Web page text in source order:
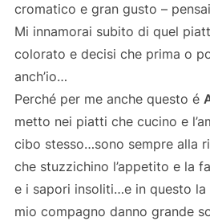
cromatico e gran gusto –
Mi innamorai subito di quel
colorato e decisi che prima o
anch’io…
Perché per me anche questo é
metto nei piatti che cucino e
cibo stesso…sono sempre alla
che stuzzichino l’appetito e la
e i sapori insoliti…e in questo
mio compagno danno grande